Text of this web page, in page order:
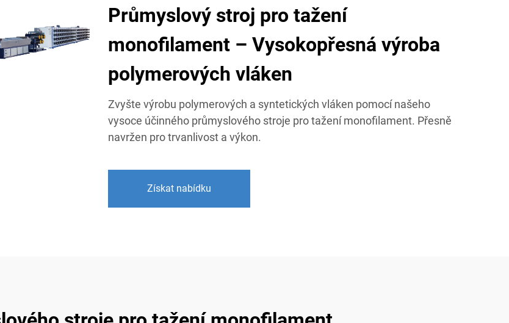
Průmyslový stroj pro tažení
monofilament – Vysokopřesná výroba
polymerových vláken
Zvyšte výrobu polymerových a syntetických vláken pomocí našeho
vysoce účinného průmyslového stroje pro tažení monofilament. Přesně
navržen pro trvanlivost a výkon.
Získat nabídku